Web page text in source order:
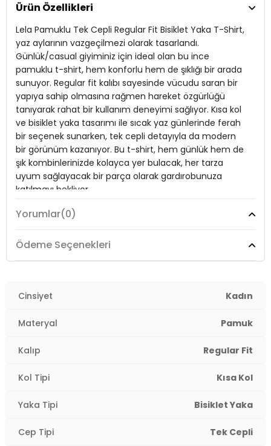
Model:T Shirt
Giyim Tarzı:Günlük/Casual
Mevsim: Yazlık
Materyal:Pamuk
Yaka Tipi:Bisiklet Yaka
Kol Tipi:Kısa Kol
Cep Tipi:Tek Cepli
Kalınlık:İnce
Kalıp Bilgisi:Regular Fit
2DY5865818.34
Ürün Özellikleri
Lela Pamuklu Tek Cepli Regular Fit Bisiklet Yaka T-Shirt,
yaz aylarının vazgeçilmezi olarak tasarlandı.
Günlük/casual giyiminiz için ideal olan bu ince
pamuklu t-shirt, hem konforlu hem de şıklığı bir arada
sunuyor. Regular fit kalıbı sayesinde vücudu saran bir
yapıya sahip olmasına rağmen hareket özgürlüğü
tanıyarak rahat bir kullanım deneyimi sağlıyor. Kısa kol
ve bisiklet yaka tasarımı ile sıcak yaz günlerinde ferah
bir seçenek sunarken, tek cepli detayıyla da modern
bir görünüm kazanıyor. Bu t-shirt, hem günlük hem de
şık kombinlerinizde kolayca yer bulacak, her tarza
uyum sağlayacak bir parça olarak gardırobunuza
katılmayı bekliyor.
Yorumlar(0)
Ödeme Seçenekleri
Cinsiyet Kadın
Materyal Pamuk
Kalıp Regular Fit
Kol Tipi Kısa Kol
Yaka Tipi Bisiklet Yaka
Cep Tipi Tek Cepli